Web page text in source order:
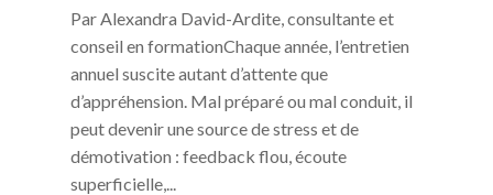
Par Alexandra David-Ardite, consultante et
conseil en formationChaque année, l’entretien
annuel suscite autant d’attente que
d’appréhension. Mal préparé ou mal conduit, il
peut devenir une source de stress et de
démotivation : feedback flou, écoute
superficielle,...